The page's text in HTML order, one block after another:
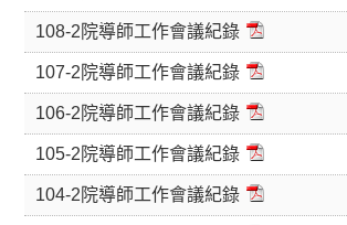
108-2院導師工作會議紀錄
107-2院導師工作會議紀錄
106-2院導師工作會議紀錄
105-2院導師工作會議紀錄
104-2院導師工作會議紀錄